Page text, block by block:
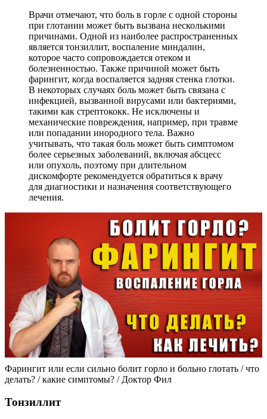
Врачи отмечают, что боль в горле с одной стороны
при глотании может быть вызвана несколькими
причинами. Одной из наиболее распространенных
является тонзиллит, воспаление миндалин,
которое часто сопровождается отеком и
болезненностью. Также причиной может быть
фарингит, когда воспаляется задняя стенка глотки.
В некоторых случаях боль может быть связана с
инфекцией, вызванной вирусами или бактериями,
такими как стрептококк. Не исключены и
механические повреждения, например, при травме
или попадании инородного тела. Важно
учитывать, что такая боль может быть симптомом
более серьезных заболеваний, включая абсцесс
или опухоль, поэтому при длительном
дискомфорте рекомендуется обратиться к врачу
для диагностики и назначения соответствующего
лечения.
Фарингит или если сильно болит горло и больно глотать / что
делать? / какие симптомы? / Доктор Фил
Тонзиллит